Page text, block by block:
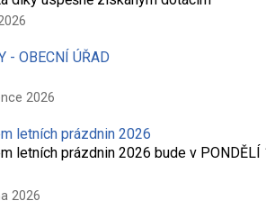
- OBECNÍ ÚŘAD
2026
letních prázdnin 2026
letních prázdnin 2026 bude v PONDĚLÍ
2026